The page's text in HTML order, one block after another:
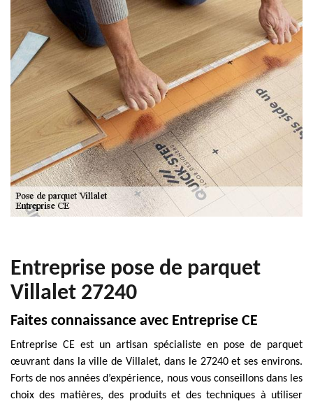
Entreprise pose de parquet
Villalet 27240
Faites connaissance avec Entreprise CE
Entreprise CE est un artisan spécialiste en pose de parquet
œuvrant dans la ville de Villalet, dans le 27240 et ses environs.
Forts de nos années d’expérience, nous vous conseillons dans les
choix des matières, des produits et des techniques à utiliser